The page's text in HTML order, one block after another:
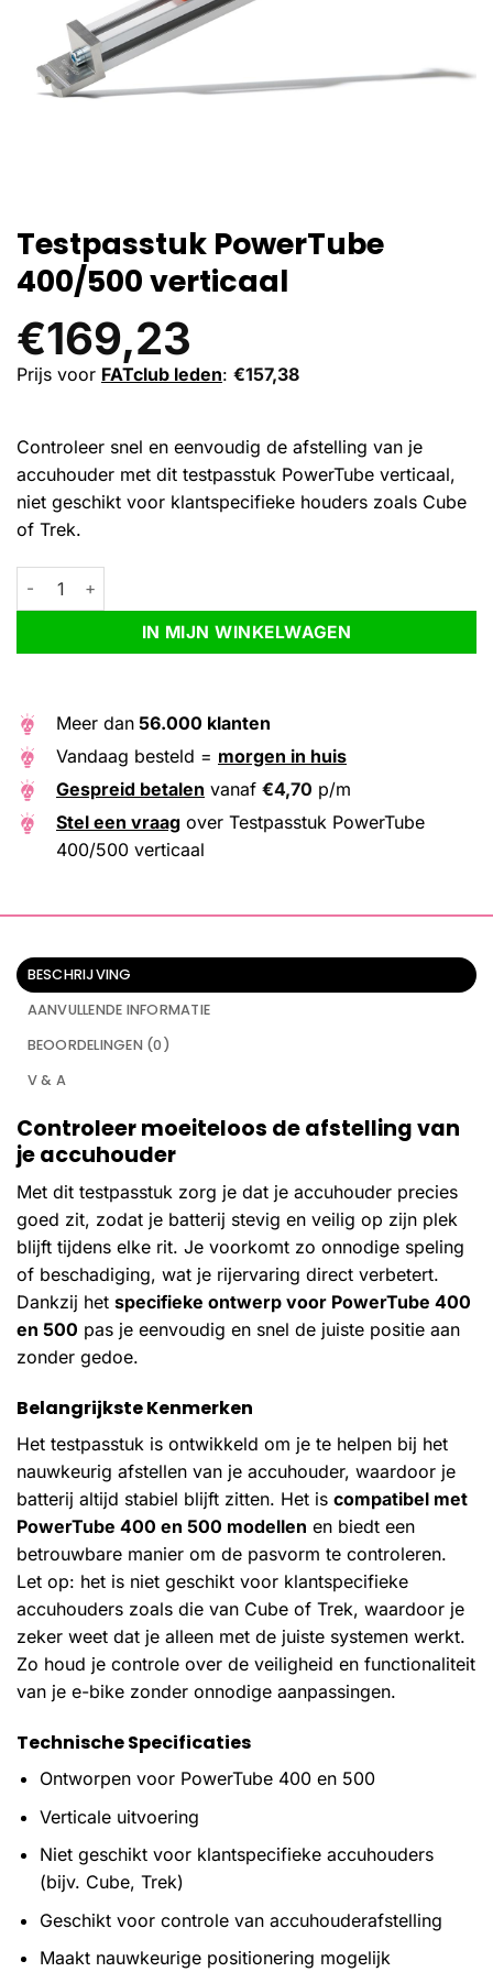
Testpasstuk PowerTube
400/500 verticaal
€169,23
Prijs voor FATclub leden: €157,38
Controleer snel en eenvoudig de afstelling van je
accuhouder met dit testpasstuk PowerTube verticaal,
niet geschikt voor klantspecifieke houders zoals Cube
of Trek.
Testpasstuk PowerTube 400/500 verticaal aantal
IN MIJN WINKELWAGEN
Alternative:
Meer dan 56.000 klanten
Vandaag besteld = morgen in huis
Gespreid betalen vanaf €4,70 p/m
Stel een vraag over Testpasstuk PowerTube
400/500 verticaal
BESCHRIJVING
AANVULLENDE INFORMATIE
BEOORDELINGEN (0)
V & A
Controleer moeiteloos de afstelling van
je accuhouder
Met dit testpasstuk zorg je dat je accuhouder precies
goed zit, zodat je batterij stevig en veilig op zijn plek
blijft tijdens elke rit. Je voorkomt zo onnodige speling
of beschadiging, wat je rijervaring direct verbetert.
Dankzij het specifieke ontwerp voor PowerTube 400
en 500 pas je eenvoudig en snel de juiste positie aan
zonder gedoe.
Belangrijkste Kenmerken
Het testpasstuk is ontwikkeld om je te helpen bij het
nauwkeurig afstellen van je accuhouder, waardoor je
batterij altijd stabiel blijft zitten. Het is compatibel met
PowerTube 400 en 500 modellen en biedt een
betrouwbare manier om de pasvorm te controleren.
Let op: het is niet geschikt voor klantspecifieke
accuhouders zoals die van Cube of Trek, waardoor je
zeker weet dat je alleen met de juiste systemen werkt.
Zo houd je controle over de veiligheid en functionaliteit
van je e-bike zonder onnodige aanpassingen.
Technische Specificaties
Ontworpen voor PowerTube 400 en 500
Verticale uitvoering
Niet geschikt voor klantspecifieke accuhouders
(bijv. Cube, Trek)
Geschikt voor controle van accuhouderafstelling
Maakt nauwkeurige positionering mogelijk